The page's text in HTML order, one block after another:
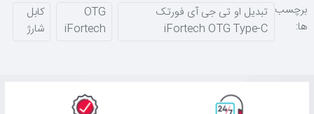
برچسب
ها:
تبدیل او تی جی آی فورتک
iFortech OTG Type-C
OTG
iFortech
کابل
شارژ